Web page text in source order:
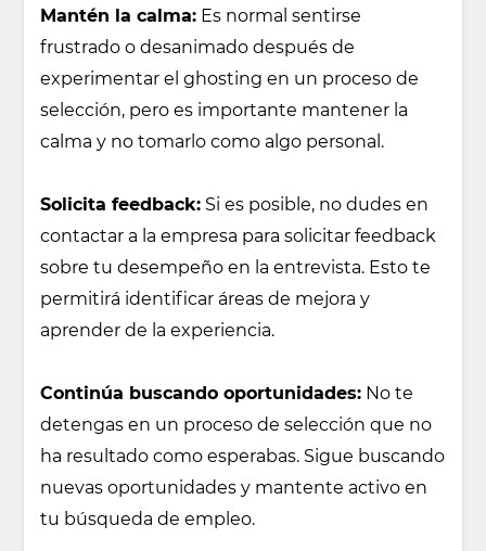
Mantén la calma: Es normal sentirse
frustrado o desanimado después de
experimentar el ghosting en un proceso de
selección, pero es importante mantener la
calma y no tomarlo como algo personal.
Solicita feedback: Si es posible, no dudes en
contactar a la empresa para solicitar feedback
sobre tu desempeño en la entrevista. Esto te
permitirá identificar áreas de mejora y
aprender de la experiencia.
Continúa buscando oportunidades: No te
detengas en un proceso de selección que no
ha resultado como esperabas. Sigue buscando
nuevas oportunidades y mantente activo en
tu búsqueda de empleo.